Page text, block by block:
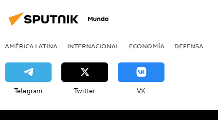
Mundo
AMÉRICA LATINA INTERNACIONAL ECONOMÍA DEFENSA
Telegram Twitter VK